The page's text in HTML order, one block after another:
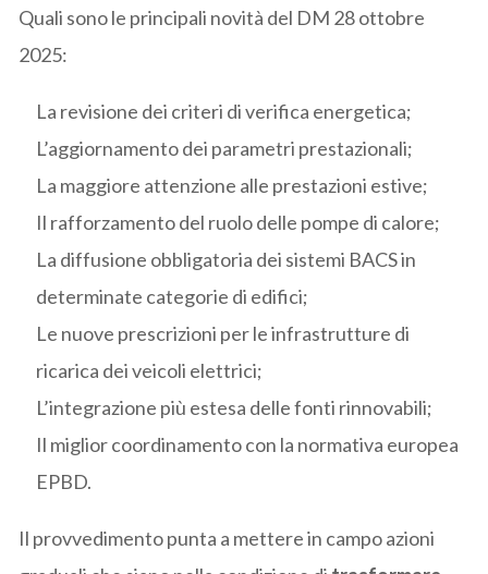
Quali sono le principali novità del DM 28 ottobre
2025:
La revisione dei criteri di verifica energetica;
L’aggiornamento dei parametri prestazionali;
La maggiore attenzione alle prestazioni estive;
Il rafforzamento del ruolo delle pompe di calore;
La diffusione obbligatoria dei sistemi BACS in
determinate categorie di edifici;
Le nuove prescrizioni per le infrastrutture di
ricarica dei veicoli elettrici;
L’integrazione più estesa delle fonti rinnovabili;
Il miglior coordinamento con la normativa europea
EPBD.
Il provvedimento punta a mettere in campo azioni